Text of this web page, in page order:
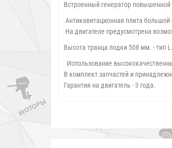
Встроенный генератор
Антикавитационная плита
На двигателе предусмотрена
Высота транца лодки 508 мм. - тип
Использование
В комплект запчастей и
Гарантия на двигатель - 3 года.